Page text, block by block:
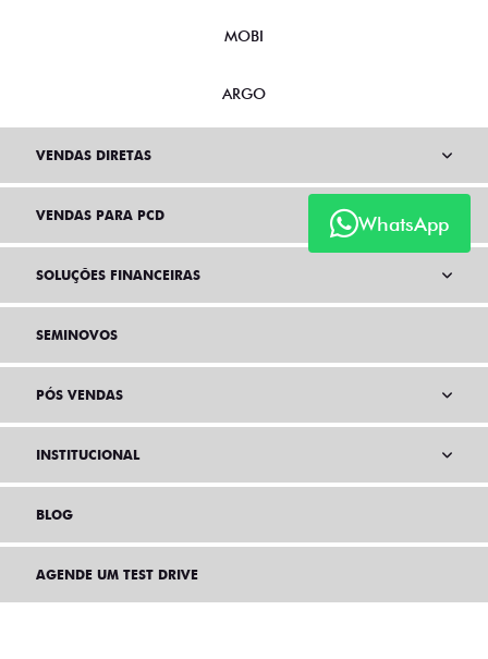
WhatsApp
MOBI
ARGO
VENDAS DIRETAS
VENDAS PARA PCD
SOLUÇÕES FINANCEIRAS
SEMINOVOS
PÓS VENDAS
INSTITUCIONAL
BLOG
AGENDE UM TEST DRIVE